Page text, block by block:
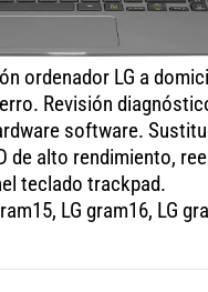
ordenador LG a
Revisión
software.
de alto rendimiento,
teclado trackpad.
LG gram16, LG